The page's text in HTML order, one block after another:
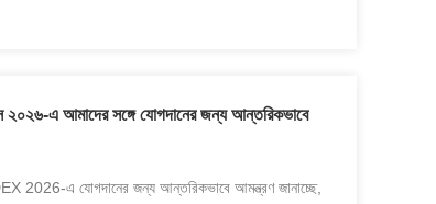
২০২৬-এ আমাদের সঙ্গে যোগদানের জন্য আন্তরিকভাবে
2026-এ যোগদানের জন্য আন্তরিকভাবে আমন্ত্রণ জানাচ্ছে,